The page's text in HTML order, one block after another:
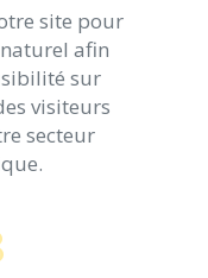
site pour
afin
sur
visiteurs
secteur